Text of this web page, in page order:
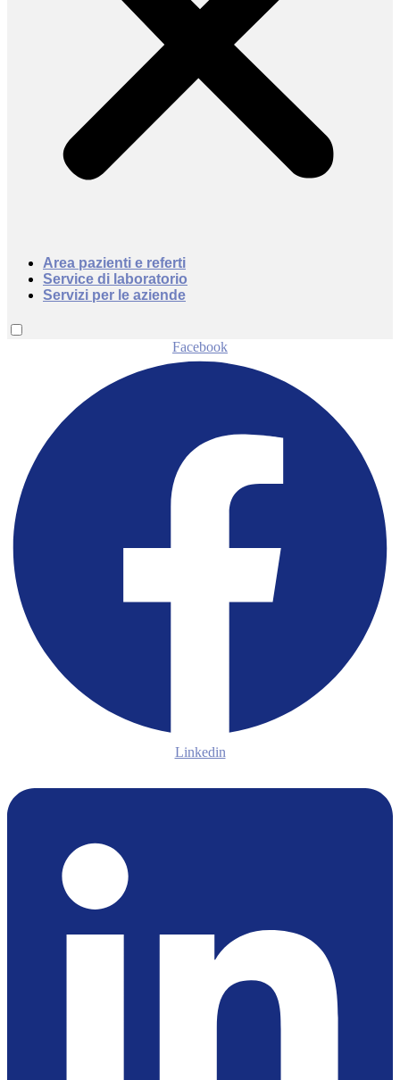
Area pazienti e referti
Service di laboratorio
Servizi per le aziende
Facebook
Linkedin